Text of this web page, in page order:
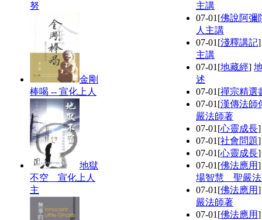
努
金剛
棒喝 -- 宣化上人
地獄
不空 宣化上人
主
主講
07-01 [佛說阿彌
人主講
07-01 [淺釋講記
主講
07-01 [地藏經]
述
07-01 [禪宗精選
07-01 [漢傳法師
嚴法師著
07-01 [心靈成長
07-01 [社會問題
07-01 [心靈成長
07-01 [佛法應用
場智慧 聖嚴
07-01 [佛法應用
嚴法師著
07-01 [佛法應用